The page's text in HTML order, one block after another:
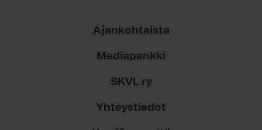
Ajankohtaista
Mediapankki
SKVL ry
Yhteystiedot